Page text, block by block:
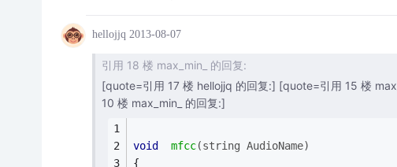
hellojjq 2013-08-07
引用 18 楼 max_min_ 的回复:
[quote=引用 17 楼 hellojjq 的回复:] [quote=引用 15 楼
10 楼 max_min_ 的回复:]
void mfcc(string AudioName)
{